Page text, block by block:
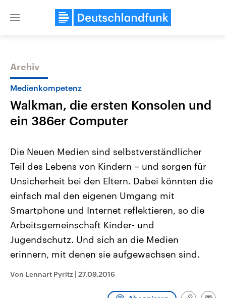
Close
Themen
Landtagswahl Sachsen-Anhalt
2026
Alle Informationen
Sachsen-Anhalt wählt am 6.
September 2026 einen neuen
Landtag. Seit 2021 wird das
Bundesland von einer Koalition aus
CDU, SPD und FDP regiert.-
Umfragen, Prognosen,
Wahlprogramme, aktuelle Berichte
und Hintergründe zu den Parteien
Wahl.
USA
Aktuelle Beiträge,
Hintergründe
Wirtschaftlich und
gehören die Vereinigten
den mächtigsten Ländern
mit großem Einfluss auf
Sendungen Programm Podcasts
Archiv
Medienkompetenz
Walkman, die ersten Konsolen und
ein 386er Computer
Die Neuen Medien sind selbstverständlicher
Teil des Lebens von Kindern – und sorgen für
Unsicherheit bei den Eltern. Dabei könnten die
einfach mal den eigenen Umgang mit
Smartphone und Internet reflektieren, so die
Arbeitsgemeinschaft Kinder- und
Jugendschutz. Und sich an die Medien
erinnern, mit denen sie aufgewachsen sind.
Von Lennart Pyritz | 27.09.2016